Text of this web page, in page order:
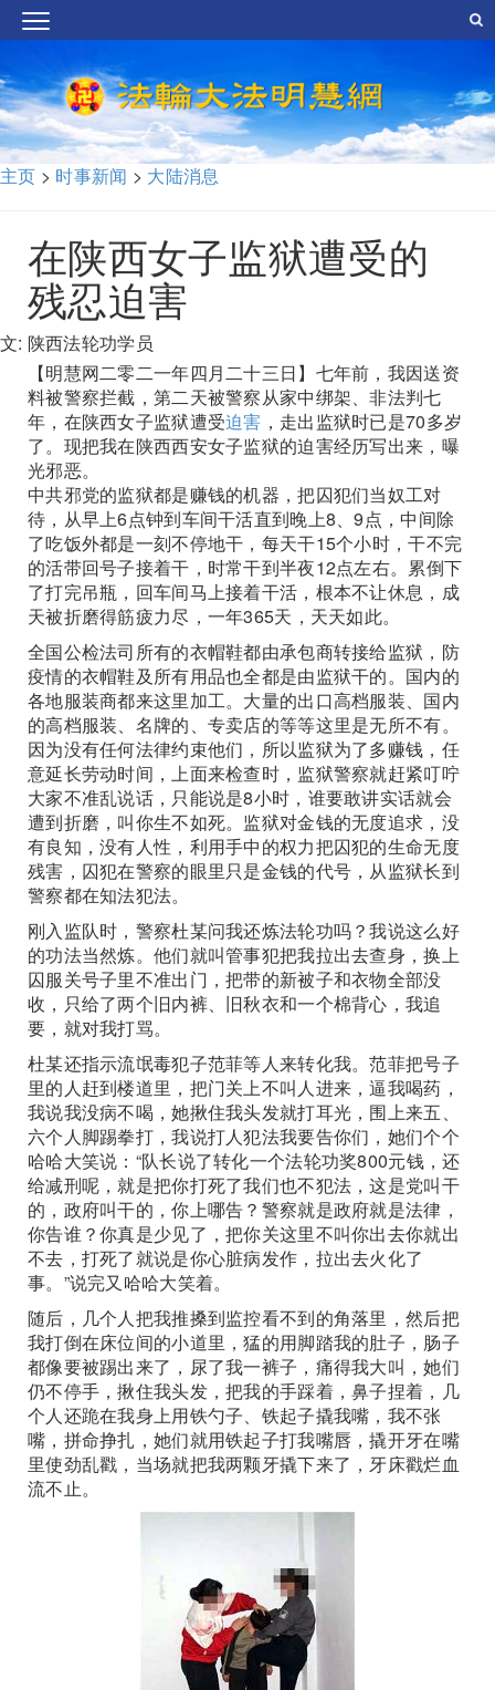
主页 > 时事新闻 > 大陆消息
在陕西女子监狱遭受的
残忍迫害
文: 陕西法轮功学员
【明慧网二零二一年四月二十三日】七年前，我因送资
料被警察拦截，第二天被警察从家中绑架、非法判七
年，在陕西女子监狱遭受迫害 ，走出监狱时已是70多岁
了。现把我在陕西西安女子监狱的迫害经历写出来，曝
光邪恶。
中共邪党的监狱都是赚钱的机器，把囚犯们当奴工对
待，从早上6点钟到车间干活直到晚上8、9点，中间除
了吃饭外都是一刻不停地干，每天干15个小时，干不完
的活带回号子接着干，时常干到半夜12点左右。累倒下
了打完吊瓶，回车间马上接着干活，根本不让休息，成
天被折磨得筋疲力尽，一年365天，天天如此。
全国公检法司所有的衣帽鞋都由承包商转接给监狱，防
疫情的衣帽鞋及所有用品也全都是由监狱干的。国内的
各地服装商都来这里加工。大量的出口高档服装、国内
的高档服装、名牌的、专卖店的等等这里是无所不有。
因为没有任何法律约束他们，所以监狱为了多赚钱，任
意延长劳动时间，上面来检查时，监狱警察就赶紧叮咛
大家不准乱说话，只能说是8小时，谁要敢讲实话就会
遭到折磨，叫你生不如死。监狱对金钱的无度追求，没
有良知，没有人性，利用手中的权力把囚犯的生命无度
残害，囚犯在警察的眼里只是金钱的代号，从监狱长到
警察都在知法犯法。
刚入监队时，警察杜某问我还炼法轮功吗？我说这么好
的功法当然炼。他们就叫管事犯把我拉出去查身，换上
囚服关号子里不准出门，把带的新被子和衣物全部没
收，只给了两个旧内裤、旧秋衣和一个棉背心，我追
要，就对我打骂。
杜某还指示流氓毒犯子范菲等人来转化我。范菲把号子
里的人赶到楼道里，把门关上不叫人进来，逼我喝药，
我说我没病不喝，她揪住我头发就打耳光，围上来五、
六个人脚踢拳打，我说打人犯法我要告你们，她们个个
哈哈大笑说：“队长说了转化一个法轮功奖800元钱，还
给减刑呢，就是把你打死了我们也不犯法，这是党叫干
的，政府叫干的，你上哪告？警察就是政府就是法律，
你告谁？你真是少见了，把你关这里不叫你出去你就出
不去，打死了就说是你心脏病发作，拉出去火化了
事。”说完又哈哈大笑着。
随后，几个人把我推搡到监控看不到的角落里，然后把
我打倒在床位间的小道里，猛的用脚踏我的肚子，肠子
都像要被踢出来了，尿了我一裤子，痛得我大叫，她们
仍不停手，揪住我头发，把我的手踩着，鼻子捏着，几
个人还跪在我身上用铁勺子、铁起子撬我嘴，我不张
嘴，拼命挣扎，她们就用铁起子打我嘴唇，撬开牙在嘴
里使劲乱戳，当场就把我两颗牙撬下来了，牙床戳烂血
流不止。